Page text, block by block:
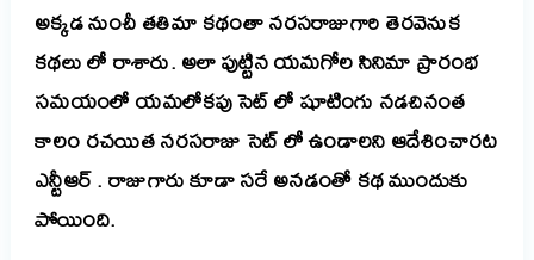
అక్కడ నుంచీ తతిమా కథంతా నరసరాజుగారి తెరవెనుక
కథలు లో రాశారు. అలా పుట్టిన యమగోల సినిమా ప్రారంభ
సమయంలో యమలోకపు సెట్ లో షూటింగు నడచినంత
కాలం రచయిత నరసరాజు సెట్ లో ఉండాలని ఆదేశించారట
ఎన్టీఆర్ . రాజుగారు కూడా సరే అనడంతో కథ ముందుకు
పోయింది.